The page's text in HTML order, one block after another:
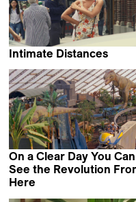
Intimate Distances
On a Clear Day You Can
See the Revolution
Here